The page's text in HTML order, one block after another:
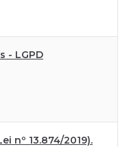
- LGPD
nº 13.874/2019).